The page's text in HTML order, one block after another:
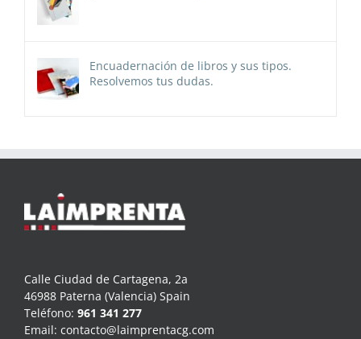
Encuadernación de libros y sus tipos.
Resolvemos tus dudas.
Calle Ciudad de Cartagena, 2a
46988 Paterna (Valencia) Spain
Teléfono: 961 341 277
Email: contacto@laimprentacg.com